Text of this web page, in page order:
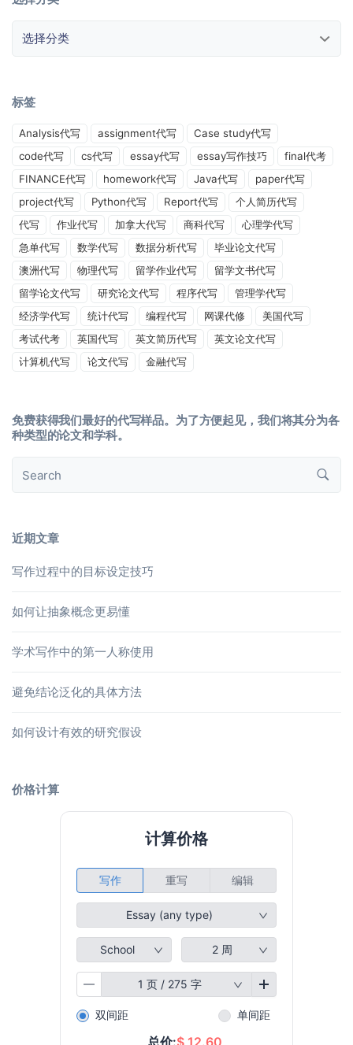
标签
Analysis代写 assignment代写
Case study代写
code代写
cs代写 essay代写 essay写作技巧
final代考
FINANCE代写
homework代写 Java代写
paper代写
project代写
Python代写 Report代写
个人简历代写
代写
作业代写 加拿大代写 商科代写
心理学代写
急单代写
数学代写 数据分析代写
毕业论文代写
澳洲代写
物理代写 留学作业代写
留学文书代写
留学论文代写
研究论文代写 程序代写
管理学代写
经济学代写
统计代写 编程代写 网课代修
美国代写
考试代考
英国代写 英文简历代写
英文论文代写
计算机代写
论文代写 金融代写
免费获得我们最好的代写样品。为了方便起见，我们将其分为各
种类型的论文和学科。
近期文章
写作过程中的目标设定技巧
如何让抽象概念更易懂
学术写作中的第一人称使用
避免结论泛化的具体方法
如何设计有效的研究假设
价格计算